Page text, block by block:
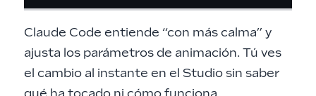
Claude Code entiende “con más calma” y
ajusta los parámetros de animación. Tú ves
el cambio al instante en el Studio sin saber